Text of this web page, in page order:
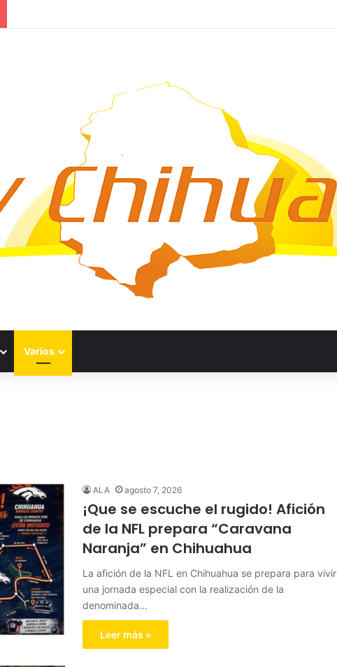
Varios
ALA agosto 7, 2026
¡Que se escuche el rugido! Afición
de la NFL prepara “Caravana
Naranja” en Chihuahua
La afición de la NFL en Chihuahua se prepara para vivir
una jornada especial con la realización de la
denominada…
Leer más »